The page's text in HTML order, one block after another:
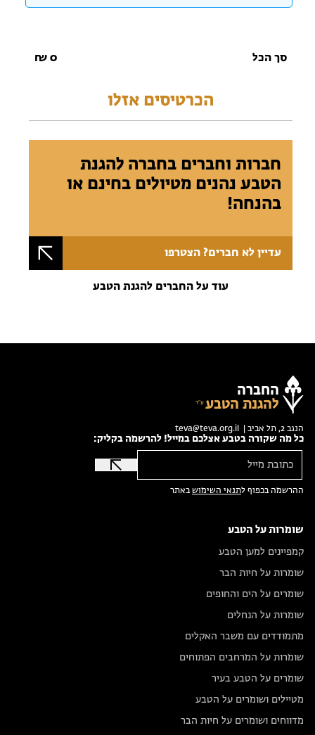
סך הכל 0
₪
הכרטיסים אזלו
חברות וחברים בחברה להגנת
הטבע נהנים מטיולים בחינם או
בהנחה!
עדיין לא חברים? הצטרפו
עוד על החברים להגנת הטבע
החברה
להגנת הטבע
הנגב 2, תל אביב | teva@teva.org.il
כל מה שקורה בטבע אצלכם במייל! להרשמה בקליק:
ההרשמה בכפוף לתנאי השימושבאתר
שומרות על הטבע
קמפיינים למען הטבע
שומרות על חיות הבר
שומרים על הים והחופים
שומרות על הנחלים
מתמודדים עם משבר האקלים
שומרות על המרחבים הפתוחים
שומרים על הטבע בעיר
מטיילים ושומרים על הטבע
מדווחים ושומרים על חיות הבר